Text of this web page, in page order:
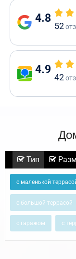
4.8
52
4.9
42
Тип
с маленькой
с большой террасой
с гаражом с